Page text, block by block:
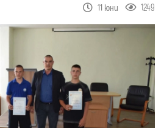
11 юни 1249